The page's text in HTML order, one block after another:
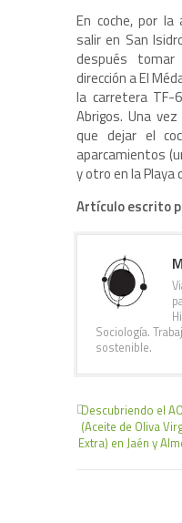
En coche, por
salir en San
después
dirección a El
la carretera TF-
Abrigos. Una
que dejar el
aparcamientos
y otro en la Playa
Artículo escrito
Sociología.
sostenible.
Descubriendo el
(Aceite de Oliva
Extra) en Jaén y